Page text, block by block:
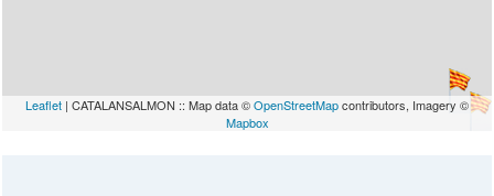
Leaflet | CATALANSALMON :: Map data ©OpenStreetMapcontributors, Imagery ©
Mapbox